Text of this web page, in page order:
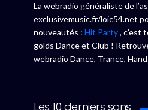
La webradio généraliste de
exclusivemusic.fr/loic54.net
nouveautés : Hit Party, c’est
golds Dance et Club !
webradio Dance, Trance,
Les 10 derniers sons